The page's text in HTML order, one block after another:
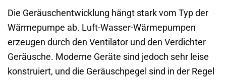
Die Geräuschentwicklung hängt stark vom Typ der
Wärmepumpe ab. Luft-Wasser-Wärmepumpen
erzeugen durch den Ventilator und den Verdichter
Geräusche. Moderne Geräte sind jedoch sehr leise
konstruiert, und die Geräuschpegel sind in der Regel